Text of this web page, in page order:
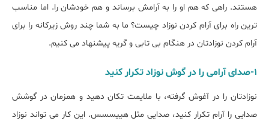
هستند. راهی که هم او را به آرامش برساند و هم خودشان را. اما مناسب
ترین راه برای آرام کردن نوزاد چیست؟ ما به شما چند روش زیرکانه را برای
آرام کردن نوزادتان در هنگام بی تابی و گریه پیشنهاد می کنیم.
1-صدای آرامی را در گوش نوزاد تکرار کنید
نوزادتان را در آغوش گرفته، با ملایمت تکان دهید و همزمان در گوشش
صدایی را آرام تکرار کنید، صدایی مثل هییسسس. این کار می تواند نوزاد